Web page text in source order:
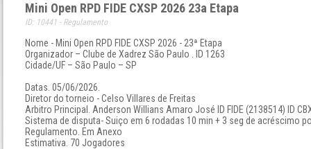
Mini Open RPD FIDE CXSP 2026 23a Etapa
ID: 10441 - Regulamento
Nome - Mini Open RPD FIDE CXSP 2026 - 23ª Etapa
Organizador – Clube de Xadrez São Paulo . ID 1263
Cidade/UF – São Paulo – SP
Datas. 05/06/2026.
Diretor do torneio - Celso Villares de Freitas
Arbitro Principal. Anderson Willians Amaro José ID FIDE (2138514) ID
Sistema de disputa- Suiço em 6 rodadas 10 min + 3 seg de acréscimo
Regulamento. Em Anexo
Estimativa. 70 Jogadores